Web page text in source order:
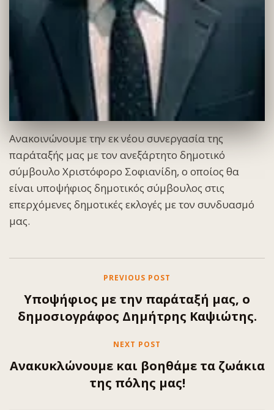
Ανακοινώνουμε την εκ νέου συνεργασία της
παράταξής μας με τον ανεξάρτητο δημοτικό
σύμβουλο Χριστόφορο Σοφιανίδη, ο οποίος θα
είναι υποψήφιος δημοτικός σύμβουλος στις
επερχόμενες δημοτικές εκλογές με τον συνδυασμό
μας.
PREVIOUS POST
Υποψήφιος με την παράταξή μας, ο
δημοσιογράφος Δημήτρης Καψιώτης.
NEXT POST
Ανακυκλώνουμε και βοηθάμε τα ζωάκια
της πόλης μας!